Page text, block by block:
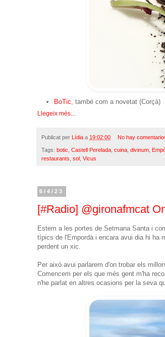
BoTic , també com a novetat (Corçà)
Llegeix més...
Publicat per Lídia a 19:02:00 No hay
Tags: botic Castell Perelada cuina divinum
restaurants sol Vicus
6/4/23
[#Radio] @gironafmcat
Estem a les portes de Setmana Santa i
típics de l'Empordà i encara avui dia hi ha
perdent un xic.
Per això avui parlarem d'on trobar els
Comencem per els que més gent m'ha
n'he parlat en altres ocasions per la seva